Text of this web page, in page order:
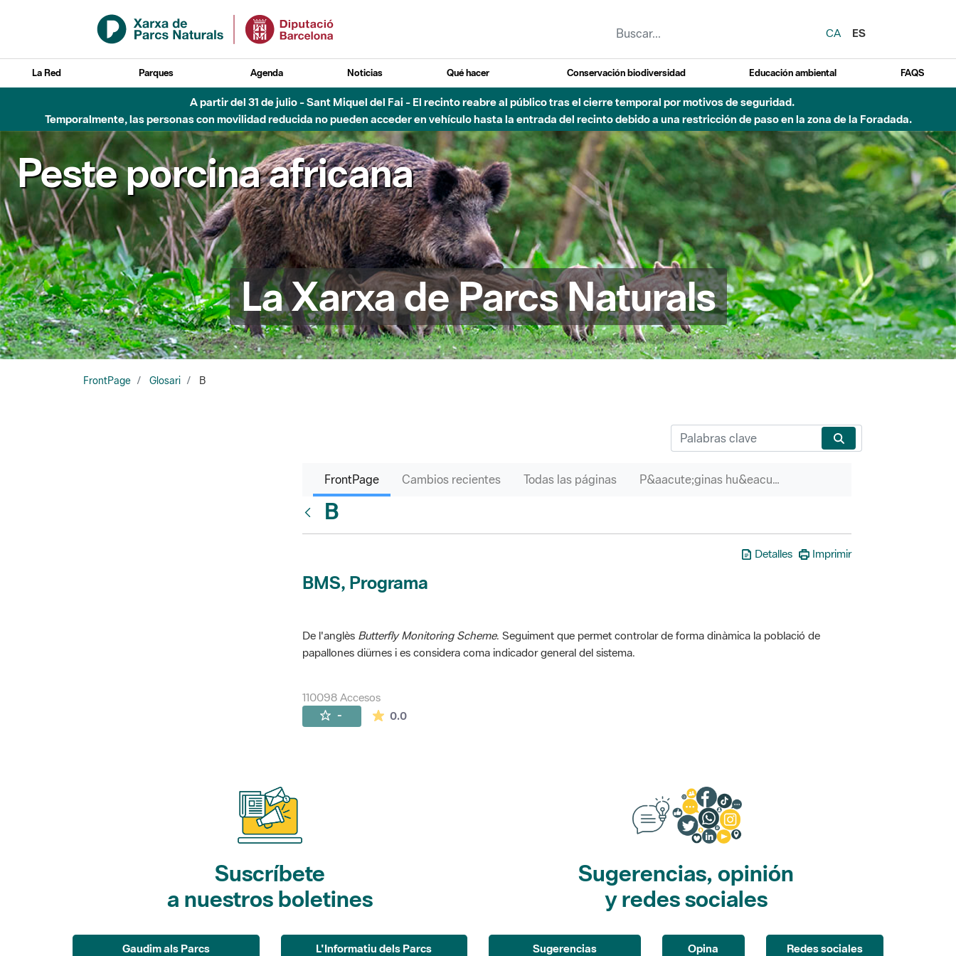
Saltar al contenido principal
CA
ES
La Red Parques Agenda Noticias Qué hacer Conservación biodiversidad Educación ambiental FAQS
A partir del 31 de julio - Sant Miquel del Fai - El recinto reabre al público tras el cierre temporal por motivos de seguridad.
Temporalmente, las personas con movilidad reducida no pueden acceder en vehículo hasta la entrada del recinto debido a una restricción de paso en la zona de la Foradada.
Peste porcina africana
La Xarxa de Parcs Naturals
FrontPage Glosari B
FrontPage Cambios recientes Todas las páginas P&aacute;ginas hu&eacute;rfanas
B
Detalles Imprimir
BMS, Programa
De l'anglès Butterfly Monitoring Scheme. Seguiment que permet controlar de forma dinàmica la població de
papallones diürnes i es considera coma indicador general del sistema.
110098 Accesos
- 0.0La valoración media es de 0 estrellas de 5.
Suscríbete
a nuestros boletines
Gaudim als Parcs L'Informatiu dels Parcs
Sugerencias, opinión
y redes sociales
Sugerencias Opina Redes sociales